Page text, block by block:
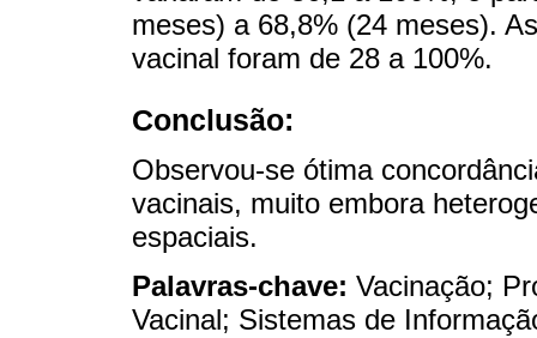
meses) a 68,8% (24 meses).
vacinal foram de 28 a 100%.
Conclusão:
Observou-se ótima
vacinais, muito embora
espaciais.
Palavras-chave: Vacinação;
Vacinal; Sistemas de